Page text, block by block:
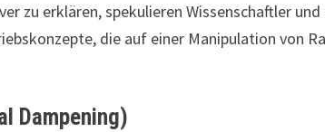
zu erklären, spekulieren Wissenschaftler
die auf einer Manipulation von
Dampening)